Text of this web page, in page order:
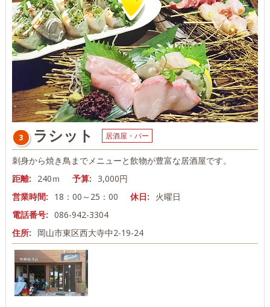
3 ラシット 居酒屋・バー
刺身から焼き鳥までメニューと飲物が豊富な居酒屋です。
距離:
240ｍ 予算:
3,000円
営業時間:
18：00～25：00 休日:
火曜日
電話番号: 086-942-3304
住所:
岡山市東区西大寺中2-19-24